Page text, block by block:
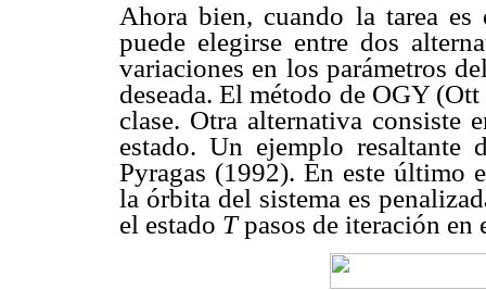
Ahora bien, cuando la tarea
puede elegirse entre dos
variaciones en los parámetros
deseada. El método de OGY (Ott
clase. Otra alternativa consiste
estado. Un ejemplo
Pyragas (1992). En este último
la órbita del sistema es
el estado Tpasos de iteración en